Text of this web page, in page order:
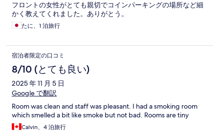
フロントの女性がとても親切でコインパーキングの場所など細
かく教えてくれました。ありがとう。
たに、1 泊旅行
宿泊者限定の口コミ
8/10 (とても良い)
2025 年 11 月 5 日
Google で翻訳
Room was clean and staff was pleasant. I had a smoking room
which smelled a bit like smoke but not bad. Rooms are tiny
Calvin、4 泊旅行